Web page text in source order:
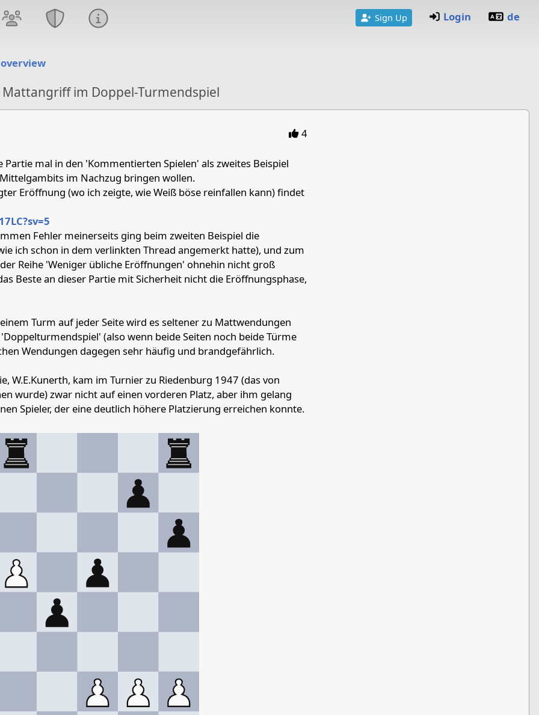
Sign Up Login de
overview
Mattangriff im Doppel-Turmendspiel
4
mal in den 'Kommentierten Spielen' als zweites Beispiel
im Nachzug bringen wollen.
Eröffnung (wo ich zeigte, wie Weiß böse reinfallen kann) findet
Fehler meinerseits ging beim zweiten Beispiel die
ich schon in dem verlinkten Thread angemerkt hatte), und zum
Reihe 'Weniger übliche Eröffnungen' ohnehin nicht groß
Beste an dieser Partie mit Sicherheit nicht die Eröffnungsphase,
Turm auf jeder Seite wird es seltener zu Mattwendungen
(also wenn beide Seiten noch beide Türme
Wendungen dagegen sehr häufig und brandgefährlich.
W.E.Kunerth, kam im Turnier zu Riedenburg 1947 (das von
wurde) zwar nicht auf einen vorderen Platz, aber ihm gelang
Spieler, der eine deutlich höhere Platzierung erreichen konnte.